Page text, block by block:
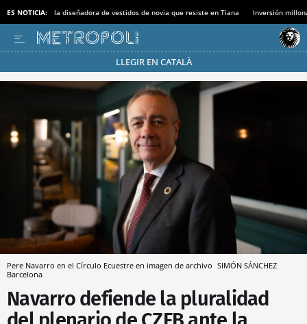
ES NOTICIA: la diseñadora de vestidos de novia que resiste en Tiana Inversión
LLEGIR EN CATALÀ
Pásate al MODO AHORRO
Pere Navarro en el Círculo Ecuestre en imagen de archivo SIMÓN SÁNCHEZ
Barcelona
Navarro defiende la pluralidad